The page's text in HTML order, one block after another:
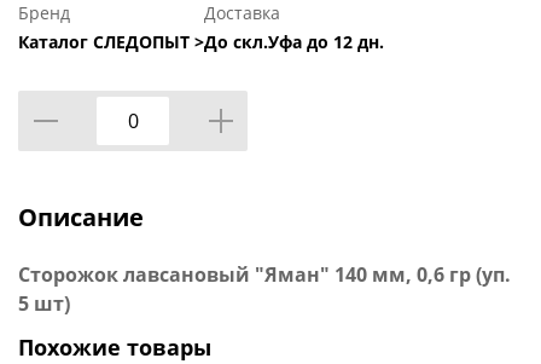
Бренд
Каталог СЛЕДОПЫТ >
Доставка
До скл.Уфа до 12 дн.
Описание
Сторожок лавсановый "Яман" 140 мм, 0,6 гр (уп.
5 шт)
Похожие товары